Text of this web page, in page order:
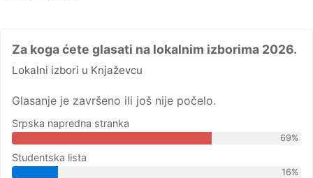
Za koga ćete glasati na lokalnim izborima 2026.
Lokalni izbori u Knjaževcu
Glasanje je završeno ili još nije počelo.
Srpska napredna stranka
69%
Studentska lista
16%